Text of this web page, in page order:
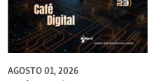
AGOSTO 01, 2026